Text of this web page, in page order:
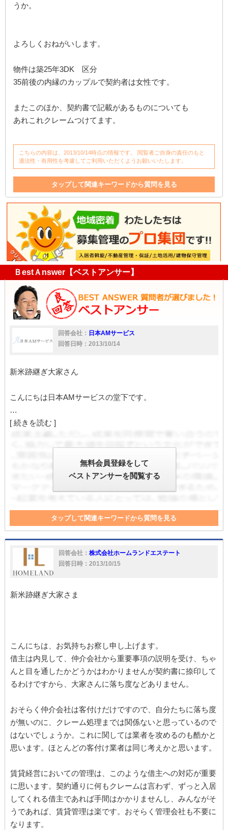
うか。
よろしくおねがいします。
物件は築25年3DK 区分
35前後の内縁のカップルで契約者は女性です。
またこのほか、契約書で記載があるものについても
あれこれクレームつけてます。
こちらの内容は、2013/10/14時点の情報です。 閲覧者ご自身の責任のもと
適法性・有用性を考慮してご利用いただくようお願いいたします。
タップして関連キーワードから質問を見る
退去 契約書 クレーム 入居者 内見 退去時
家
家賃
入居 対処法 塗装
区分
ＢestＡnswer【ベストアンサー】
回答会社： 日本AMサービス
回答日時：2013/10/14
新米跡継ぎ大家さん
こんにちは日本AMサービスの堂下です。
…
[ 続きを読む ]
無料会員登録をして
ベストアンサーを閲覧する
タップして関連キーワードから質問を見る
大家 入居者 仲介 大家さん 同居人
家
回答会社： 株式会社ホームランドエステート
回答日時：2013/10/15
新米跡継ぎ大家さま
こんにちは、お気持ちお察し申し上げます。
借主は内見して、仲介会社から重要事項の説明を受け、ちゃ
んと目を通したかどうかはわかりませんが契約書に捺印して
るわけですから、大家さんに落ち度などありません。
おそらく仲介会社は客付けだけですので、自分たちに落ち度
が無いのに、クレーム処理までは関係ないと思っているので
はないでしょうか。これに関しては業者を攻めるのも酷かと
思います。ほとんどの客付け業者は同じ考えかと思います。
賃貸経営においての管理は、このような借主への対応が重要
に思います。契約通りに何もクレームは言わず、ずっと入居
してくれる借主であれば手間はかかりませんし、みんながそ
うであれば、賃貸管理は楽です。おそらく管理会社も不要に
なります。